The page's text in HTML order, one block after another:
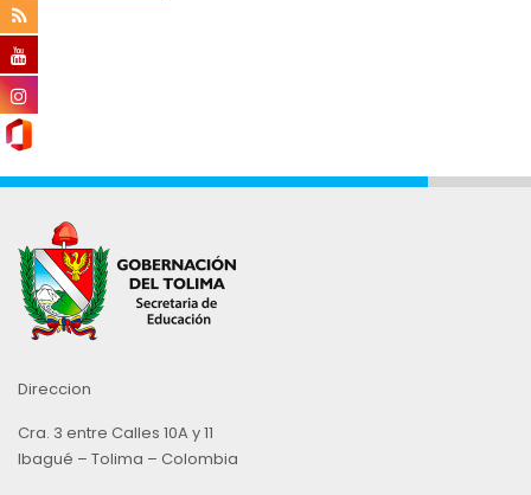
Direccion
Cra. 3 entre Calles 10A y 11
Ibagué – Tolima – Colombia